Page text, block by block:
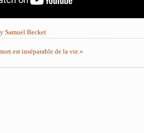
Samuel Becket
est inséparable de la vie.»